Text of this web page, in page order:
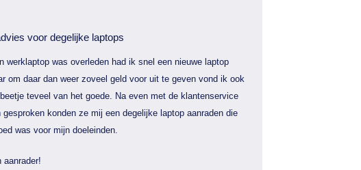
voor degelijke laptops
werklaptop was overleden had ik snel een nieuwe laptop
om daar dan weer zoveel geld voor uit te geven vond ik ook
teveel van het goede. Na even met de klantenservice
gesproken konden ze mij een degelijke laptop aanraden die
was voor mijn doeleinden.
aanrader!